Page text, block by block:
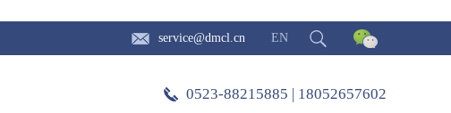
service@dmcl.cn EN
0523-88215885 | 18052657602